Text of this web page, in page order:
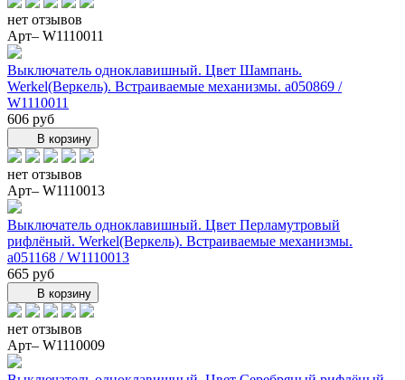
нет отзывов
Арт– W1110011
Выключатель одноклавишный. Цвет Шампань.
Werkel(Веркель). Встраиваемые механизмы. a050869 /
W1110011
606 руб
В корзину
нет отзывов
Арт– W1110013
Выключатель одноклавишный. Цвет Перламутровый
рифлёный. Werkel(Веркель). Встраиваемые механизмы.
a051168 / W1110013
665 руб
В корзину
нет отзывов
Арт– W1110009